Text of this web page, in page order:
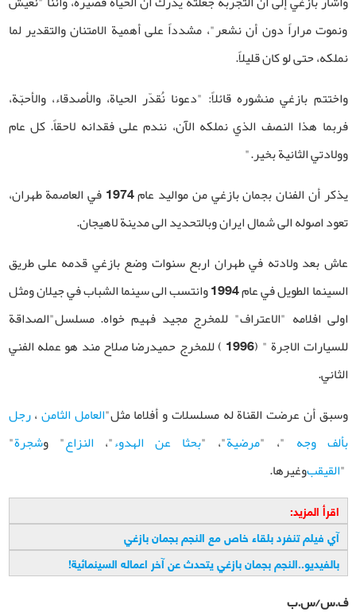
ونموت مراراً دون أن نشعر"، مشدداً على أهمية الامتنان والتقدير لما
نملكه، حتى لو كان قليلاً.
واختتم بازغي منشوره قائلاً: "دعونا نُقدّر الحياة، والأصدقاء، والأحبّة،
فربما هذا النصف الذي نملكه الآن، نندم على فقدانه لاحقاً. كل عام
وولادتي الثانية بخير."
يذكر أن الفنان بجمان بازغي من مواليد عام 1974 في العاصمة طهران،
تعود اصوله الى شمال ايران وبالتحديد الى مدينة لاهيجان.
عاش بعد ولادته في طهران اربع سنوات وضع بازغي قدمه على طريق
السينما الطويل في عام 1994 وانتسب الى سينما الشباب في جيلان ومثل
اولى افلامه "الاعتراف" للمخرج مجيد فهيم خواه. مسلسل"الصداقة
للسيارات الاجرة " (1996 ) للمخرج حميدرضا صلاح مند هو عمله الفني
الثاني.
وسبق أن عرضت القناة له مسلسلات و أفلاما مثل العامل الثامن" ،رجل
بألف وجه "، "مرضية" ، "بحثا عن الهدوء" ، "النزاع و "شجرة
القيقب" وغيرها.
اقرأ المزيد:
آي فيلم تنفرد بلقاء خاص مع النجم بجمان بازغي
بالفيديو..النجم بجمان بازغي يتحدث عن آخر اعماله السينمائية!
ف.س/س.ب